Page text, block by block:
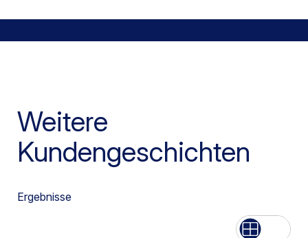
Weitere
Kundengeschichten
Ergebnisse
Aufführen
Netz